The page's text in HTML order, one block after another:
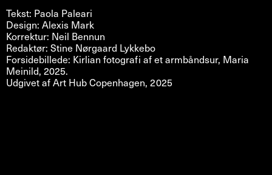
Tekst: Paola Paleari
Design: Alexis Mark
Korrektur: Neil Bennun
Redaktør: Stine Nørgaard Lykkebo
Forsidebillede: Kirlian fotografi af et armbåndsur, Maria
Meinild, 2025.
Udgivet af Art Hub Copenhagen, 2025